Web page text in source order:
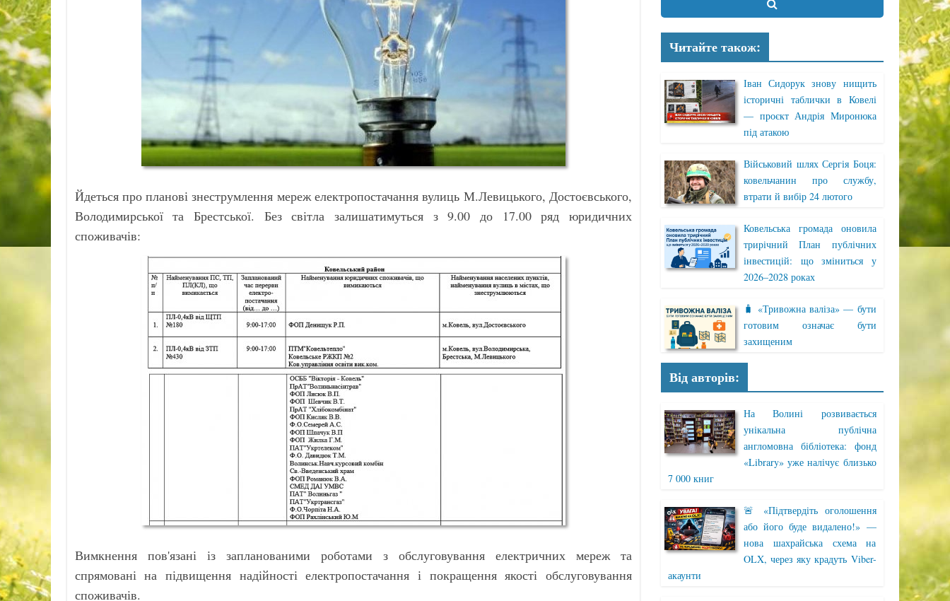
Йдеться про планові знеструмлення мереж електропостачання вулиць М.Левицького, Достоєвського,
Володимирської та Брестської. Без світла залишатимуться з 9.00 до 17.00 ряд юридичних
споживачів:
Вимкнення пов'язані із запланованими роботами з обслуговування електричних мереж та
спрямовані на підвищення надійності електропостачання і покращення якості обслуговування
споживачів.
Читайте також:
Іван Сидорук знову нищить
історичні таблички в Ковелі
— проєкт Андрія Миронюка
під атакою
Військовий шлях Сергія Боця:
ковельчанин про службу,
втрати й вибір 24 лютого
Ковельська громада оновила
трирічний План публічних
інвестицій: що зміниться у
2026–2028 роках
🧳 «Тривожна валіза» — бути
готовим означає бути
захищеним
Від авторів:
На Волині розвивається
унікальна публічна
англомовна бібліотека: фонд
«Library» уже налічує близько
7 000 книг
🚨 «Підтвердіть оголошення
або його буде видалено!» —
нова шахрайська схема на
OLX, через яку крадуть Viber-
акаунти